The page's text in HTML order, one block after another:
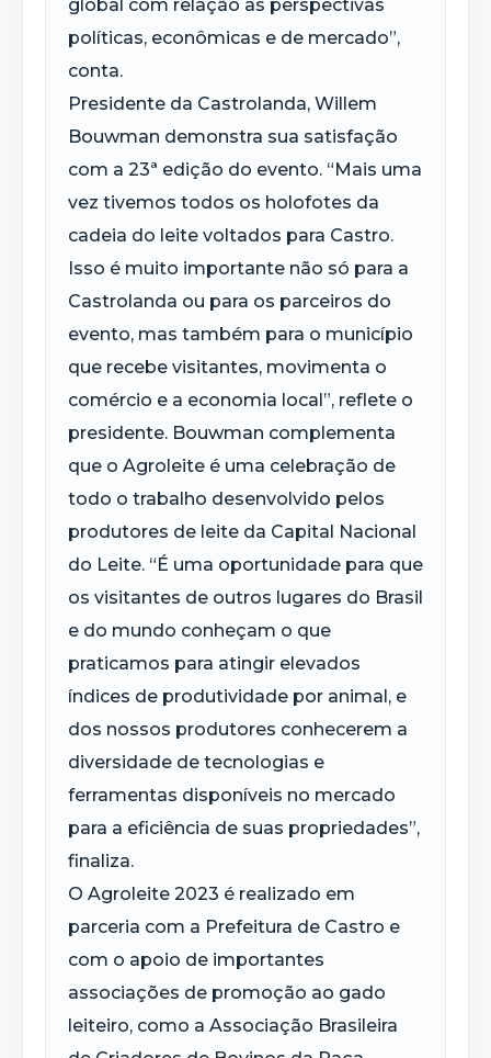
global com relação às perspectivas
políticas, econômicas e de mercado”,
conta.
Presidente da Castrolanda, Willem
Bouwman demonstra sua satisfação
com a 23ª edição do evento. “Mais uma
vez tivemos todos os holofotes da
cadeia do leite voltados para Castro.
Isso é muito importante não só para a
Castrolanda ou para os parceiros do
evento, mas também para o município
que recebe visitantes, movimenta o
comércio e a economia local”, reflete o
presidente. Bouwman complementa
que o Agroleite é uma celebração de
todo o trabalho desenvolvido pelos
produtores de leite da Capital Nacional
do Leite. “É uma oportunidade para que
os visitantes de outros lugares do Brasil
e do mundo conheçam o que
praticamos para atingir elevados
índices de produtividade por animal, e
dos nossos produtores conhecerem a
diversidade de tecnologias e
ferramentas disponíveis no mercado
para a eficiência de suas propriedades”,
finaliza.
O Agroleite 2023 é realizado em
parceria com a Prefeitura de Castro e
com o apoio de importantes
associações de promoção ao gado
leiteiro, como a Associação Brasileira